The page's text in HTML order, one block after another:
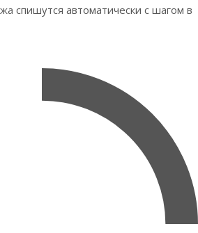
спишутся автоматически с шагом в